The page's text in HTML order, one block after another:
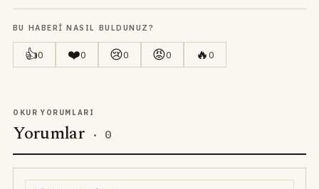
BU HABERI NASIL BULDUNUZ?
👍0 ❤️0 😢0 😡0 🔥0
OKUR YORUMLARI
Yorumlar · 0